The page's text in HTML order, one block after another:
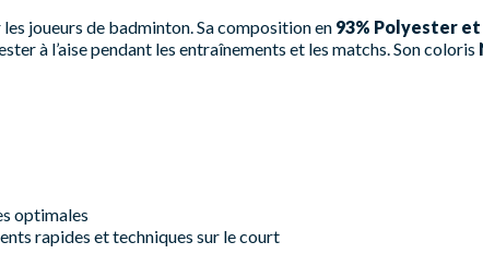
joueurs de badminton. Sa composition en 93% Polyester et
à l’aise pendant les entraînements et les matchs. Son coloris
optimales
rapides et techniques sur le court